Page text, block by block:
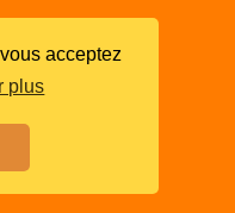
acceptez
plus